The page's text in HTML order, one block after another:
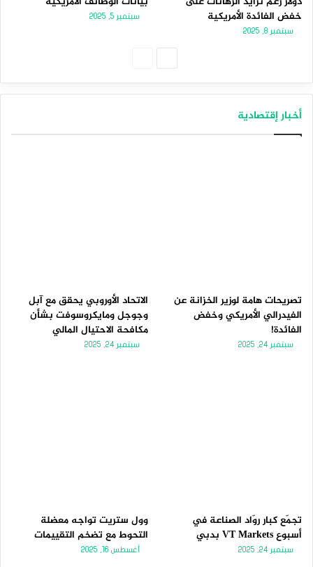
خفض الفائدة الأمريكية
سبتمبر 8, 2025
سبتمبر 5, 2025
أخبار إقتصادية
تصريحات هامة لوزير الخزانة عن
الفيدرالي الأمريكي وخفض
الفائدة!
سبتمبر 24, 2025
الاتحاد الأوروبي يحقق مع آبل
وجوجل ومايكروسوفت بشأن
مكافحة الاحتيال المالي
سبتمبر 24, 2025
تجمّع كبار روّاد الصناعة في
أسبوع VT Markets بدبي
سبتمبر 24, 2025
وول ستريت تواجه معضلة
التحوط مع تضخم التقييمات
أغسطس 16, 2025